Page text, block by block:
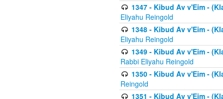
1347 - Kibud Av v'Eim -
Eliyahu Reingold
1348 - Kibud Av v'Eim -
Eliyahu Reingold
1349 - Kibud Av v'Eim -
Rabbi Eliyahu Reingold
1350 - Kibud Av v'Eim -
Reingold
1351 - Kibud Av v'Eim -